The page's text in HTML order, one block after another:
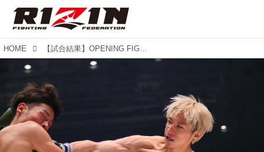
HOME 【試合結果】OPENING FIGHT 第1試合／三輪憂斗 vs. 赤平大治